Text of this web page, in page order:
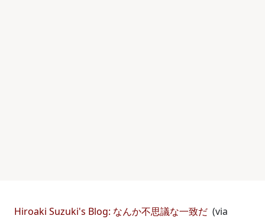
Hiroaki Suzuki's Blog: なんか不思議な一致だ (via